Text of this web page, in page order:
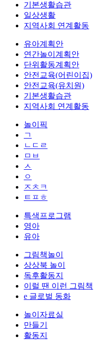
기본생활습관
일상생활
지역사회 연계활동
유아계획안
연간놀이계획안
단위활동계획안
안전교육(어린이집)
안전교육(유치원)
기본생활습관
지역사회 연계활동
놀이픽
ㄱ
ㄴㄷㄹ
ㅁㅂ
ㅅ
ㅇ
ㅈㅊㅋ
ㅌㅍㅎ
특색프로그램
영아
유아
그림책놀이
상상북 놀이
독후활동지
이럴 땐 이런 그림책
e 글로벌 동화
놀이자료실
만들기
활동지